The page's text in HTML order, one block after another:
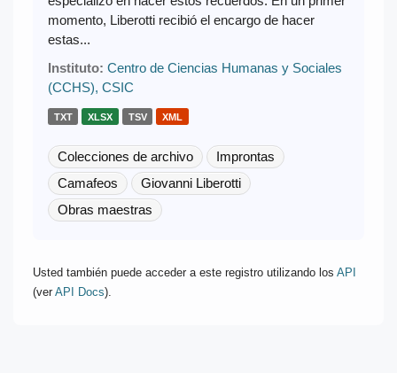
momento, Liberotti recibió el encargo de hacer
estas...
Instituto: Centro de Ciencias Humanas y Sociales
(CCHS), CSIC
TXT XLSX TSV XML
Colecciones de archivo
Improntas
Camafeos
Giovanni Liberotti
Obras maestras
Usted también puede acceder a este registro utilizando los API
(ver API Docs).